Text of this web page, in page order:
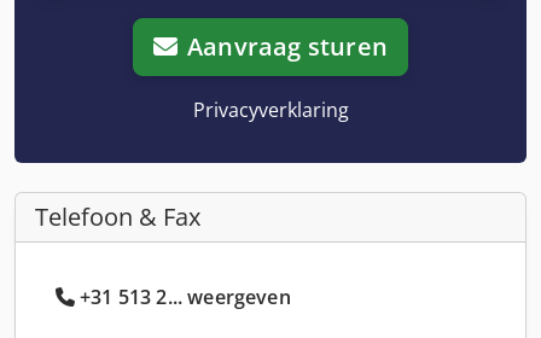
Aanvraag sturen
Privacyverklaring
Telefoon & Fax
+31 513 2... weergeven